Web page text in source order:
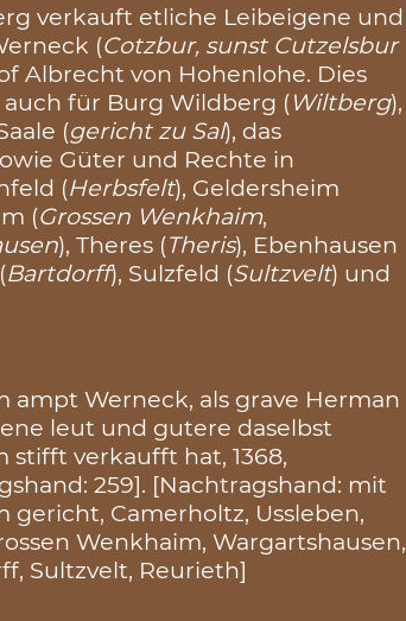
verkauft etliche Leibeigene und
(Cotzbur, sunst Cutzelsbur
Albrecht von Hohenlohe. Dies
für Burg Wildberg (Wiltberg),
(gericht zu Sal), das
Güter und Rechte in
(Herbsfelt), Geldersheim
(Grossen Wenkhaim,
), Theres (Theris), Ebenhausen
Bartdorff), Sulzfeld (Sultzvelt) und
ampt Werneck, als grave Herman
leut und gutere daselbst
verkaufft hat, 1368,
259]. [Nachtragshand: mit
gericht, Camerholtz, Ussleben,
Wenkhaim, Wargartshausen,
Sultzvelt, Reurieth]